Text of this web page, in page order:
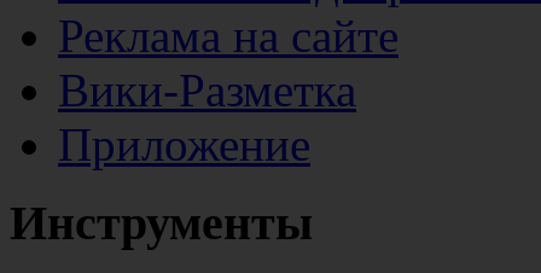
Реклама на сайте
Вики-Разметка
Приложение
Инструменты